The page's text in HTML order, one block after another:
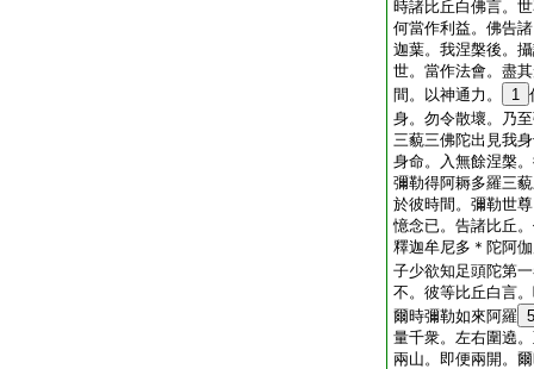
時諸比丘白佛言。
何當作利益。佛告
迦葉。我涅槃後。
世。當作法會。盡
間。以神通力。
1
身。勿令散壞。乃
三藐三佛陀出見我
身命。入無餘涅槃
彌勒得阿耨多羅三
於彼時間。彌勒世
憶念已。告諸比丘
釋迦牟尼多＊陀阿
子少欲知足頭陀第
不。彼等比丘白言
爾時彌勒如來阿羅 5
量千衆。左右圍遶
兩山。即便兩開。